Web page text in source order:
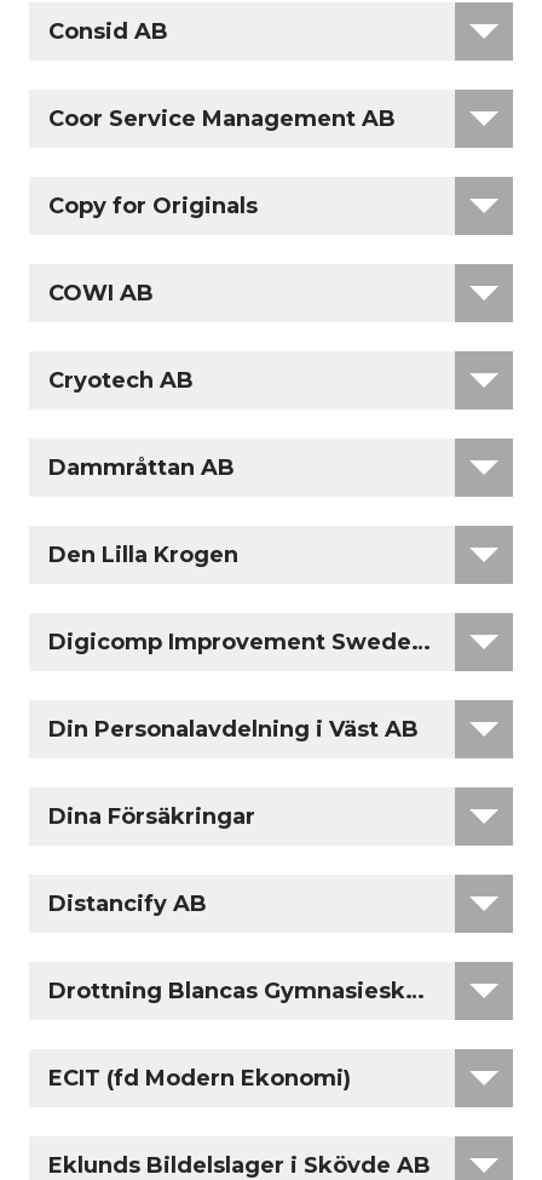
Consid AB
Coor Service Management AB
Copy for Originals
COWI AB
Cryotech AB
Dammråttan AB
Den Lilla Krogen
Digicomp Improvement Sweden AB
Din Personalavdelning i Väst AB
Dina Försäkringar
Distancify AB
Drottning Blancas Gymnasieskola
ECIT (fd Modern Ekonomi)
Eklunds Bildelslager i Skövde AB